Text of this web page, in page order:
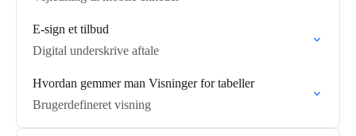
E-sign et tilbud
Digital underskrive aftale
Hvordan gemmer man Visninger for tabeller
Brugerdefineret visning